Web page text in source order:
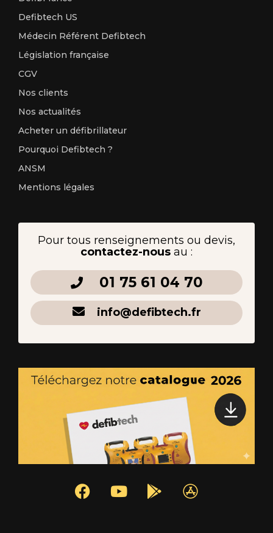
Defibtech US
Médecin Référent Defibtech
Législation française
CGV
Nos clients
Nos actualités
Acheter un défibrillateur
Pourquoi Defibtech ?
ANSM
Mentions légales
Pour tous renseignements ou devis,
contactez-nous au :
01 75 61 04 70
info@defibtech.fr